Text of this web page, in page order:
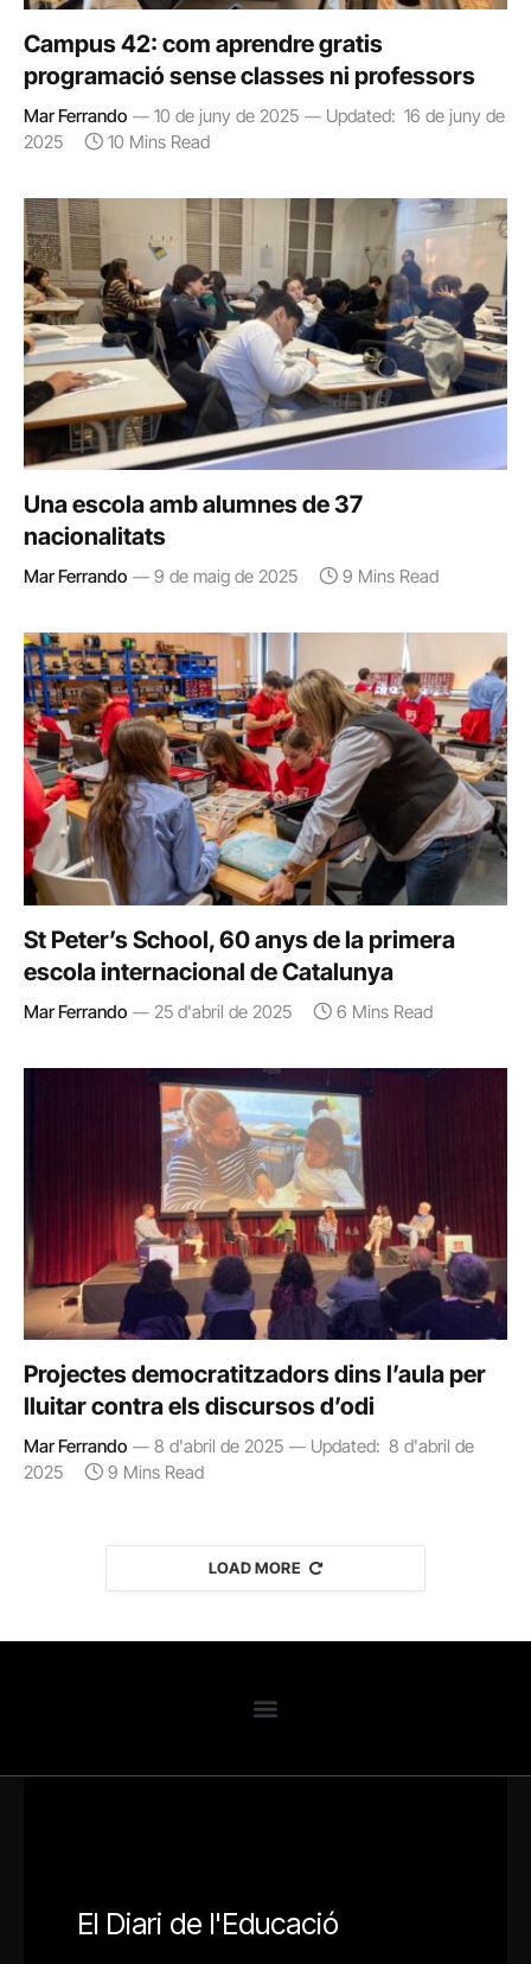
Campus 42: com aprendre gratis
programació sense classes ni professors
Mar Ferrando 10 de juny de 2025 Updated: 16 de juny de
2025
10 Mins Read
Una escola amb alumnes de 37
nacionalitats
Mar Ferrando 9 de maig de 2025 9 Mins Read
St Peter’s School, 60 anys de la primera
escola internacional de Catalunya
Mar Ferrando 25 d'abril de 2025 6 Mins Read
Projectes democratitzadors dins l’aula per
lluitar contra els discursos d’odi
Mar Ferrando 8 d'abril de 2025 Updated: 8 d'abril de
2025
9 Mins Read
LOAD MORE